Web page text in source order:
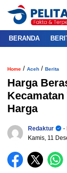
BERANDA
Home / Aceh / Berita
Harga
Kecamatan
Harga
Redaktur
-
Kamis, 11